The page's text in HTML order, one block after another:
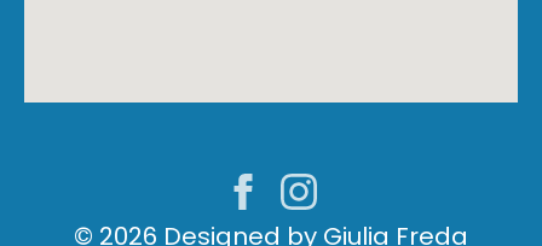
© 2026 Designed by Giulia Freda